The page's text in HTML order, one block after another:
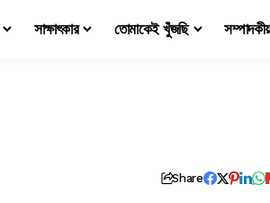
সাক্ষাৎকার তোমাকেই খুঁজছি
Share